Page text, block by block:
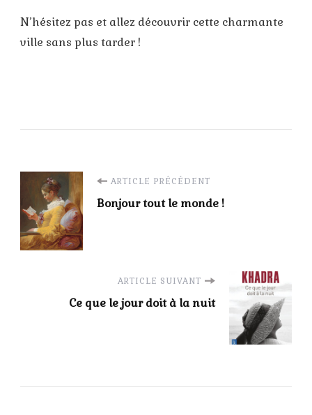
N’hésitez pas et allez découvrir cette charmante
ville sans plus tarder !
Navigation
d'article
ARTICLE PRÉCÉDENT
Bonjour tout le monde !
ARTICLE SUIVANT
Ce que le jour doit à la nuit